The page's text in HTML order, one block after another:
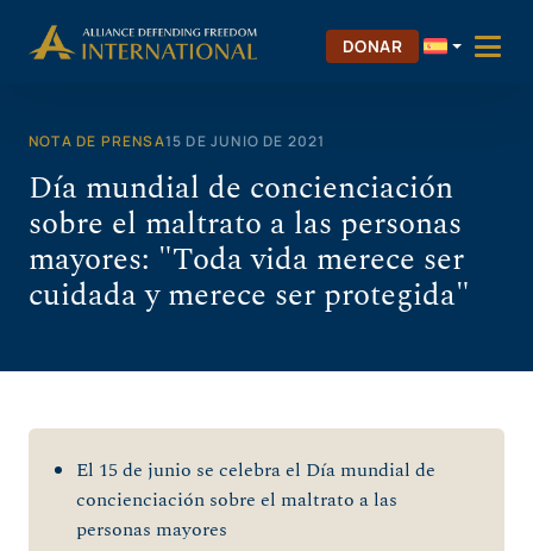
DONAR
NOTA DE PRENSA15 DE JUNIO DE 2021
Día mundial de concienciación
sobre el maltrato a las personas
mayores: "Toda vida merece ser
cuidada y merece ser protegida"
El 15 de junio se celebra el Día mundial de
concienciación sobre el maltrato a las
personas mayores